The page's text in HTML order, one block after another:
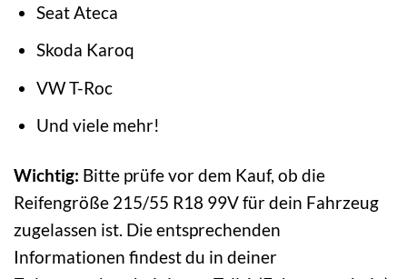
Seat Ateca
Skoda Karoq
VW T-Roc
Und viele mehr!
Wichtig: Bitte prüfe vor dem Kauf, ob die
Reifengröße 215/55 R18 99V für dein Fahrzeug
zugelassen ist. Die entsprechenden
Informationen findest du in deiner